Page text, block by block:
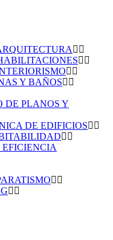
Y BAÑOS
DE PLANOS Y
DE EDIFICIOS